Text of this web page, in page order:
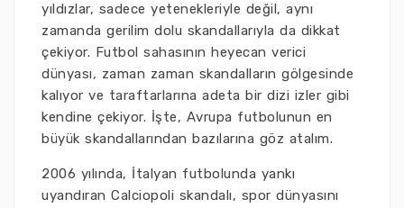
yıldızlar, sadece yetenekleriyle değil, aynı
zamanda gerilim dolu skandallarıyla da dikkat
çekiyor. Futbol sahasının heyecan verici
dünyası, zaman zaman skandalların gölgesinde
kalıyor ve taraftarlarına adeta bir dizi izler gibi
kendine çekiyor. İşte, Avrupa futbolunun en
büyük skandallarından bazılarına göz atalım.
2006 yılında, İtalyan futbolunda yankı
uyandıran Calciopoli skandalı, spor dünyasını